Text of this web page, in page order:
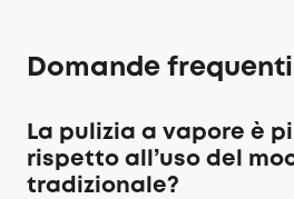
Domande frequenti
La pulizia a vapore è
rispetto all’uso del
tradizionale?